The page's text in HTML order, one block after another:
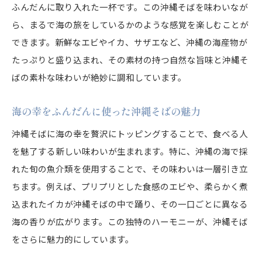
ふんだんに取り入れた一杯です。この沖縄そばを味わいなが
ら、まるで海の旅をしているかのような感覚を楽しむことが
できます。新鮮なエビやイカ、サザエなど、沖縄の海産物が
たっぷりと盛り込まれ、その素材の持つ自然な旨味と沖縄そ
ばの素朴な味わいが絶妙に調和しています。
海の幸をふんだんに使った沖縄そばの魅力
沖縄そばに海の幸を贅沢にトッピングすることで、食べる人
を魅了する新しい味わいが生まれます。特に、沖縄の海で採
れた旬の魚介類を使用することで、その味わいは一層引き立
ちます。例えば、プリプリとした食感のエビや、柔らかく煮
込まれたイカが沖縄そばの中で踊り、その一口ごとに異なる
海の香りが広がります。この独特のハーモニーが、沖縄そば
をさらに魅力的にしています。